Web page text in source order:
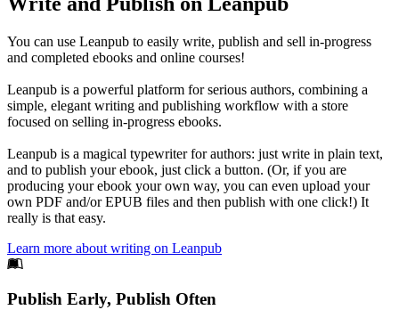
You can use Leanpub to easily write, publish and sell in-progress
and completed ebooks and online courses!
Leanpub is a powerful platform for serious authors, combining a
simple, elegant writing and publishing workflow with a store
focused on selling in-progress ebooks.
Leanpub is a magical typewriter for authors: just write in plain text,
and to publish your ebook, just click a button. (Or, if you are
producing your ebook your own way, you can even upload your
own PDF and/or EPUB files and then publish with one click!) It
really is that easy.
Learn more about writing on Leanpub
Footer
Publish Early, Publish Often